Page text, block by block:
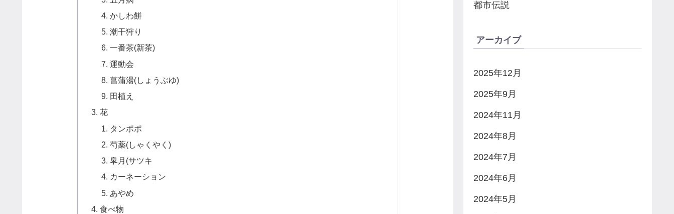
かしわ餅
潮干狩り
一番茶(新茶)
運動会
菖蒲湯(しょうぶゆ)
田植え
花
タンポポ
芍薬(しゃくやく)
皐月(サツキ
カーネーション
あやめ
食べ物
都市伝説
アーカイブ
2025年12月
2025年9月
2024年11月
2024年8月
2024年7月
2024年6月
2024年5月